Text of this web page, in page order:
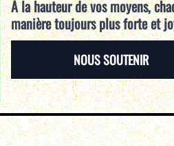
À la hauteur de vos moyens,
manière toujours plus forte et
NOUS SOUTENIR